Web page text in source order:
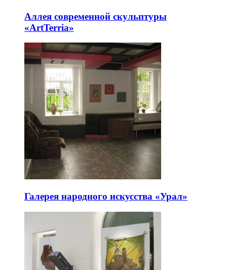
Аллея современной скульптуры
«ArtTerria»
Галерея народного искусства «Урал»